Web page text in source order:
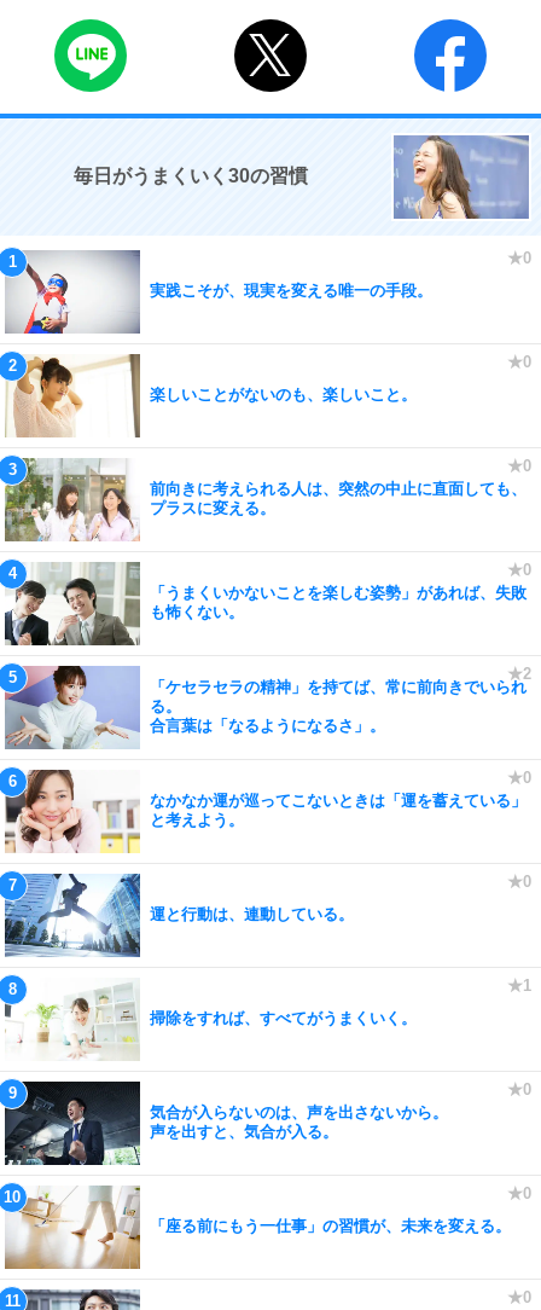
毎日がうまくいく30の習慣
実践こそが、現実を変える唯一の手段。
楽しいことがないのも、楽しいこと。
前向きに考えられる人は、突然の中止に直面しても、
プラスに変える。
「うまくいかないことを楽しむ姿勢」があれば、失敗
も怖くない。
「ケセラセラの精神」を持てば、常に前向きでいられ
る。
合言葉は「なるようになるさ」。
なかなか運が巡ってこないときは「運を蓄えている」
と考えよう。
運と行動は、連動している。
掃除をすれば、すべてがうまくいく。
気合が入らないのは、声を出さないから。
声を出すと、気合が入る。
「座る前にもう一仕事」の習慣が、未来を変える。